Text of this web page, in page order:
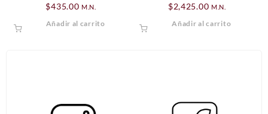
Cromado
$435.00 M.N.
Añadir al carrito
$2,425.00 M.N.
Añadir al carrito